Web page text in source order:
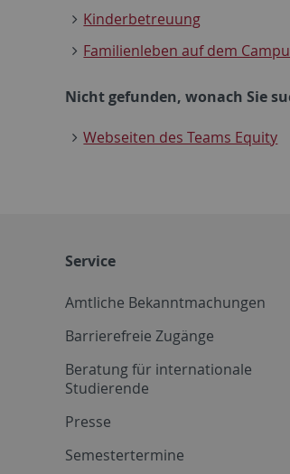
Kinderbetreuung
Familienleben auf dem
Nicht gefunden, wonach Sie
Webseiten des Teams Equity
Service
Amtliche Bekanntmachungen
Barrierefreie Zugänge
Beratung für internationale
Studierende
Presse
Semestertermine